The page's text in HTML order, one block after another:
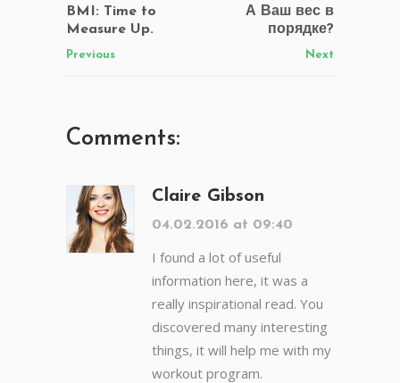
BMI: Time to
Measure Up.
Previous
А Ваш вес в
порядке?
Next
Comments:
Claire Gibson
04.02.2016 at 09:40
I found a lot of useful
information here, it was a
really inspirational read. You
discovered many interesting
things, it will help me with my
workout program.